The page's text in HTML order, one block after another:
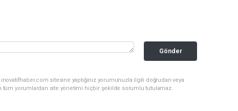
Gönder
sitesine yaptığınız yorumunuzla ilgili doğrudan veya
tüm yorumlardan site yönetimi hiçbir şekilde sorumlu tutulamaz.